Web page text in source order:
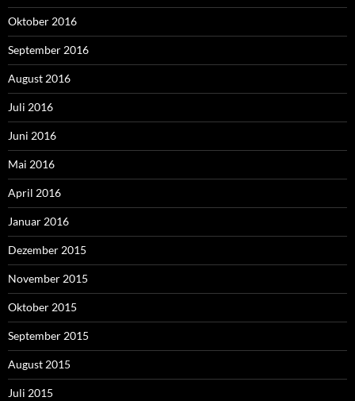
Oktober 2016
September 2016
August 2016
Juli 2016
Juni 2016
Mai 2016
April 2016
Januar 2016
Dezember 2015
November 2015
Oktober 2015
September 2015
August 2015
Juli 2015